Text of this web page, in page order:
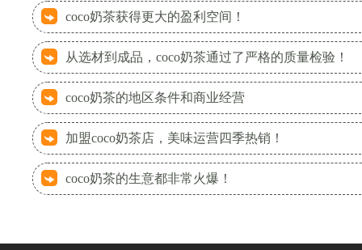
coco奶茶获得更大的盈利空间！
从选材到成品，coco奶茶通过了严格的质量检验！
coco奶茶的地区条件和商业经营
加盟coco奶茶店，美味运营四季热销！
coco奶茶的生意都非常火爆！